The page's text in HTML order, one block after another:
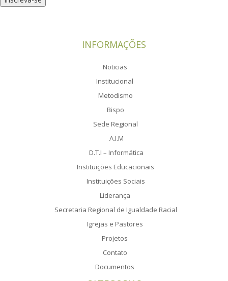
INFORMAÇÕES
Noticias
Institucional
Metodismo
Bispo
Sede Regional
A.I.M
D.T.I – Informática
Instituições Educacionais
Instituições Sociais
Liderança
Secretaria Regional de Igualdade Racial
Igrejas e Pastores
Projetos
Contato
Documentos